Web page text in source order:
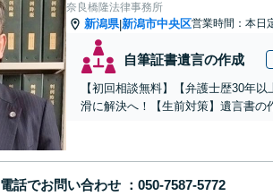
奈良橋隆法律事務所
新潟県|新潟市中央区営業時間：本日
自筆証書遺言の作成
【初回相談無料】【弁護士歴30年
滑に解決へ！【生前対策】遺言書の
電話でお問い合わせ